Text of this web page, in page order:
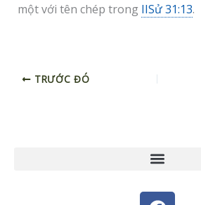
một với tên chép trong IISử 31:13.
TRƯỚC ĐÓ
F